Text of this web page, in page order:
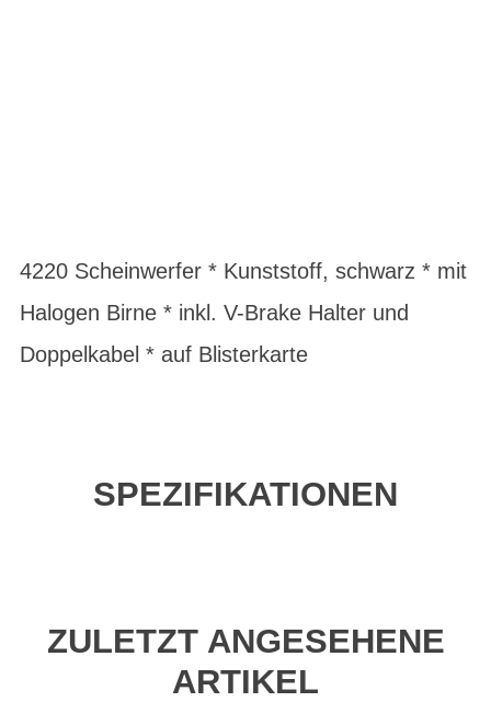
4220 Scheinwerfer * Kunststoff, schwarz * mit
Halogen Birne * inkl. V-Brake Halter und
Doppelkabel * auf Blisterkarte
SPEZIFIKATIONEN
ZULETZT ANGESEHENE
ARTIKEL